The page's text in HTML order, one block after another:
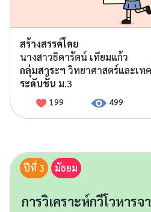
สร้างสรรค์โดย
นางสาวธิดารัตน์ เทียมแก้ว
กลุ่มสาระฯ วิทยาศาสตร์และเท
ระดับชั้น ม.3
199 499
ปีที่ 3 มัธยม
การวิเคราะห์กวีโวหาร